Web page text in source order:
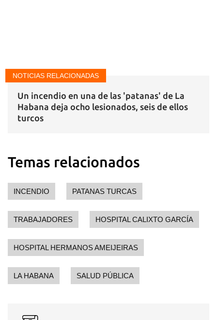
NOTICIAS RELACIONADAS
Un incendio en una de las 'patanas' de La
Habana deja ocho lesionados, seis de ellos
turcos
Temas relacionados
INCENDIO PATANAS TURCAS
TRABAJADORES HOSPITAL CALIXTO GARCÍA
HOSPITAL HERMANOS AMEIJEIRAS
LA HABANA SALUD PÚBLICA